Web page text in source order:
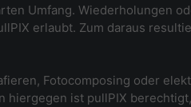
Umfang. Wiederholungen
erlaubt. Zum daraus
Fotocomposing oder
ist pullPIX